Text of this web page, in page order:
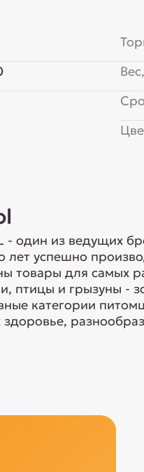
- один из ведущих
лет успешно
товары для самых
птицы и грызуны -
категории
здоровье,